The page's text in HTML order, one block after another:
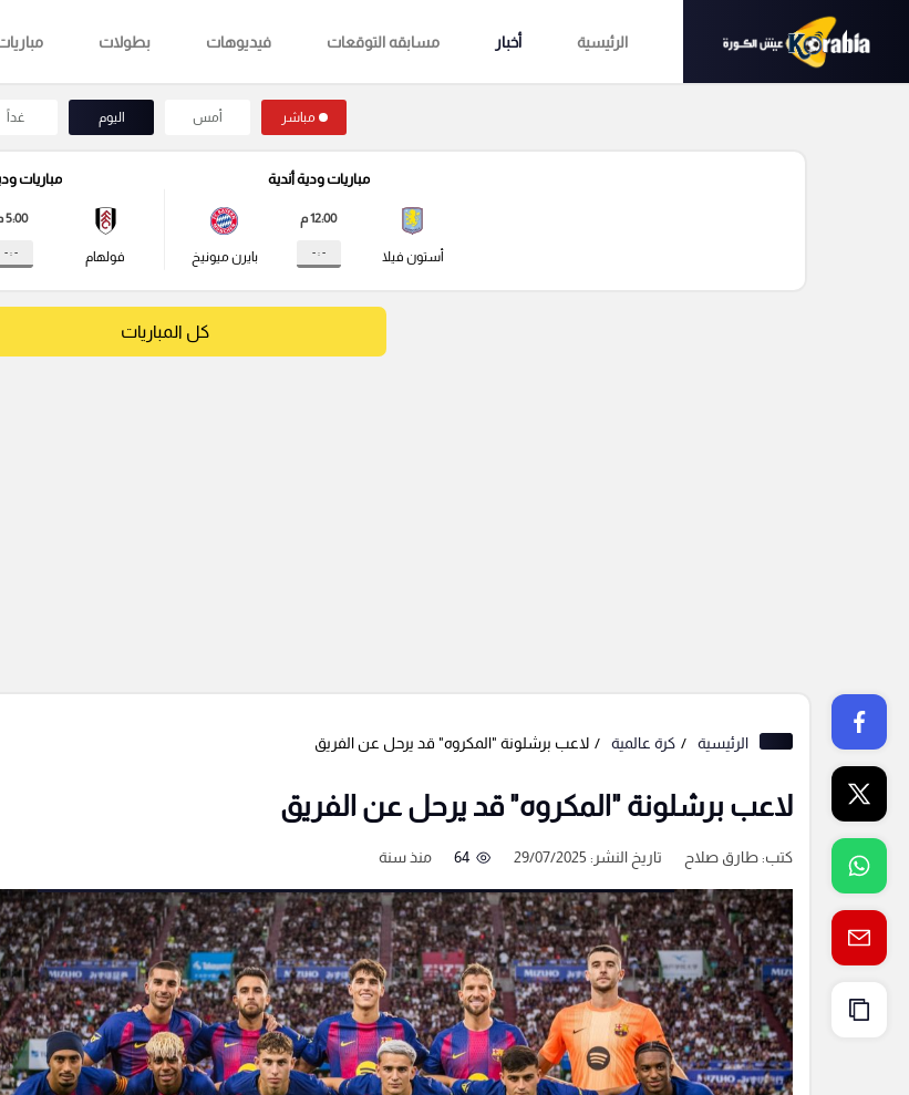
الرئيسية أخبار مسابقه التوقعات فيديوهات بطولات
مباشر أمس اليوم غداً
مباريات ودية أندية
أستون فيلا
12:00 م
- : - بايرن ميونيخ
مباريات
فولهام
5:00 م
- : -
كل المباريات
الرئيسية كرة عالمية لاعب برشلونة "المكروه" قد يرحل عن الفريق
لاعب برشلونة "المكروه" قد يرحل عن الفريق
كتب:طارق صلاح تاريخ النشر: 29/07/2025 64 منذ سنة